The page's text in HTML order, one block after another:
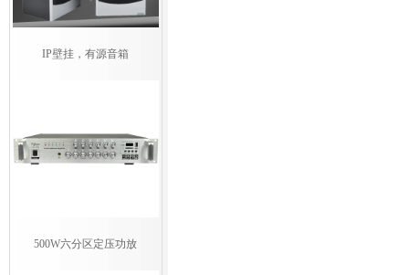
IP壁挂，有源音箱
500W六分区定压功放